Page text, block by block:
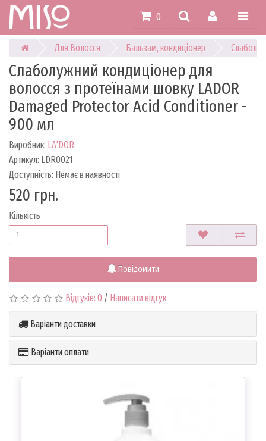
0
Для Волосся Бальзам, кондиціонер
Слаболужний кондиціонер для
волосся з протеїнами шовку LADOR
Damaged Protector Acid Conditioner -
900 мл
Виробник: LA'DOR
Артикул: LDR0021
Доступність: Немає в наявності
520 грн.
Кількість
Повідомити
Відгуків: 0 / Написати відгук
Варіанти доставки
Варіанти оплати